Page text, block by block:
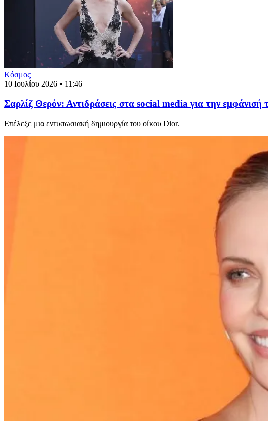
Κόσμος
10 Ιουλίου 2026 • 11:46
Σαρλίζ Θερόν: Αντιδράσεις στα social media για την
Επέλεξε μια εντυπωσιακή δημιουργία του οίκου Dior.